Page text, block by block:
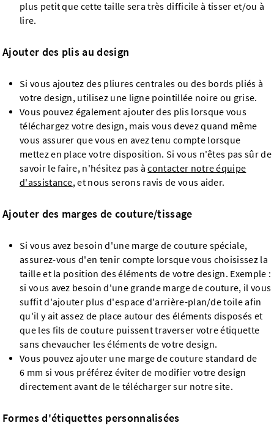
plus petit que cette taille sera très difficile à tisser et/ou à
lire.
Ajouter des plis au design
Si vous ajoutez des pliures centrales ou des bords pliés à
votre design, utilisez une ligne pointillée noire ou grise.
Vous pouvez également ajouter des plis lorsque vous
téléchargez votre design, mais vous devez quand même
vous assurer que vous en avez tenu compte lorsque
mettez en place votre disposition. Si vous n'êtes pas sûr de
savoir le faire, n'hésitez pas àcontacter notre équipe
d'assistance, et nous serons ravis de vous aider.
Ajouter des marges de couture/tissage
Si vous avez besoin d'une marge de couture spéciale,
assurez-vous d'en tenir compte lorsque vous choisissez la
taille et la position des éléments de votre design. Exemple :
si vous avez besoin d'une grande marge de couture, il vous
suffit d'ajouter plus d'espace d'arrière-plan/de toile afin
qu'il y ait assez de place autour des éléments disposés et
que les fils de couture puissent traverser votre étiquette
sans chevaucher les éléments de votre design.
Vous pouvez ajouter une marge de couture standard de
6 mm si vous préférez éviter de modifier votre design
directement avant de le télécharger sur notre site.
Formes d'étiquettes personnalisées